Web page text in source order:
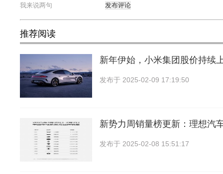
发布评论
推荐阅读
新年伊始，小米集团股价持续
发布于 2025-02-09 17:19:50
新势力周销量榜更新：理想汽
发布于 2025-02-08 15:51:17